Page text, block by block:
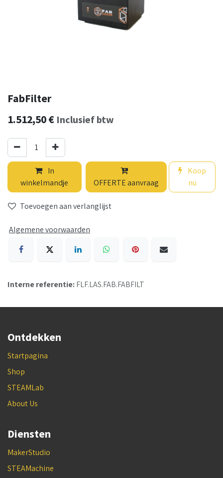
FabFilter
1.512,50€ Inclusief btw
In
winkelmandje
OFFERTE aanvraag
Koop
nu
Toevoegen aan verlanglijst
Algemene voorwaarden
Interne referentie:FLF.LAS.FAB.FABFILT
Ontdekken
Startpagina
Shop
STEAMLab
About Us
Diensten
MakerStudio
STEAMachine